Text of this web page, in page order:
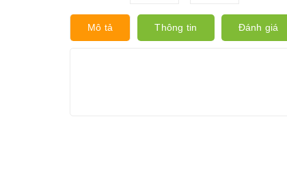
Mô tả Thông tin Đánh giá